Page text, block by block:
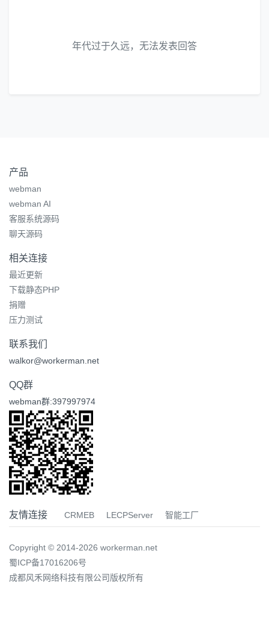
年代过于久远，无法发表回答
产品
webman
webman AI
客服系统源码
聊天源码
相关连接
最近更新
下载静态PHP
捐赠
压力测试
联系我们
walkor@workerman.net
QQ群
webman群:397997974
友情连接 CRMEB LECPServer 智能工厂
Copyright © 2014-2026 workerman.net
蜀ICP备17016206号
成都风禾网络科技有限公司版权所有